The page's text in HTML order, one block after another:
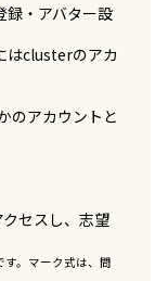
・アバター設
はclusterのアカ
のアカウントと
セスし、志望
。マーク式は、問